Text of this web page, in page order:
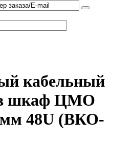
кабельный
в шкаф ЦМО
48U (ВКО-